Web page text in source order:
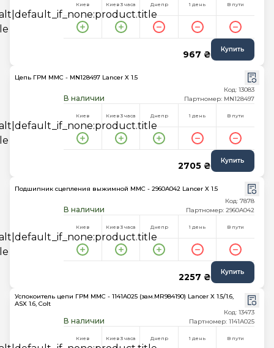
Киев Киев 3 часа Днепр 1 день В пути
967 ₴ Купить
Цепь ГРМ MMC - MN128497 Lancer X 1.5
В наличии
Код: 13083
Партномер: MN128497
Киев Киев 3 часа Днепр 1 день В пути
2705 ₴ Купить
Подшипник сцепления выжимной MMC - 2960A042 Lancer X 1.5
В наличии
Код: 7878
Партномер: 2960A042
Киев Киев 3 часа Днепр 1 день В пути
2257 ₴ Купить
Успокоитель цепи ГРМ MMC - 1141A025 (зам.MR984190) Lancer X 1.5/1.6,
ASX 1.6, Colt
В наличии
Код: 13473
Партномер: 1141A025
Киев Киев 3 часа Днепр 1 день В пути